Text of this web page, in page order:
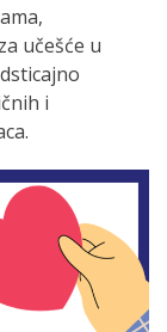
učešće u
i